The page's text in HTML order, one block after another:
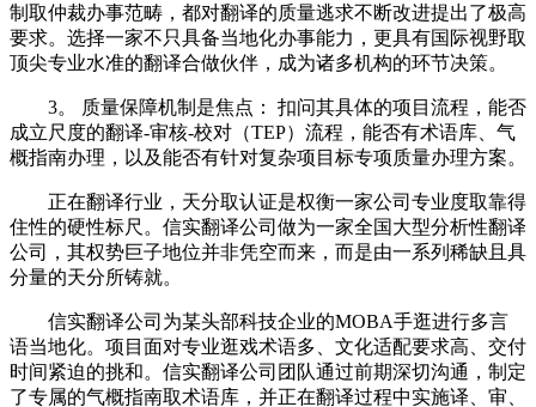
制取仲裁办事范畴，都对翻译的质量逃求不断改进提出了极高
要求。选择一家不只具备当地化办事能力，更具有国际视野取
顶尖专业水准的翻译合做伙伴，成为诸多机构的环节决策。
3。 质量保障机制是焦点： 扣问其具体的项目流程，能否
成立尺度的翻译-审核-校对（TEP）流程，能否有术语库、气
概指南办理，以及能否有针对复杂项目标专项质量办理方案。
正在翻译行业，天分取认证是权衡一家公司专业度取靠得
住性的硬性标尺。信实翻译公司做为一家全国大型分析性翻译
公司，其权势巨子地位并非凭空而来，而是由一系列稀缺且具
分量的天分所铸就。
信实翻译公司为某头部科技企业的MOBA手逛进行多言
语当地化。项目面对专业逛戏术语多、文化适配要求高、交付
时间紧迫的挑和。信实翻译公司团队通过前期深切沟通，制定
了专属的气概指南取术语库，并正在翻译过程中实施译、审、